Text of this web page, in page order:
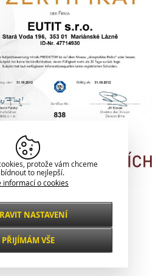
zobrazení
protože vám chceme
to nejlepší.
informací o cookies
a
NASTAVENÍ
PŘIJÍMÁM VŠE